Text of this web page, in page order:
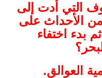
التي أدت إلى
الأحداث على
بدء اختفاء
العوالق.